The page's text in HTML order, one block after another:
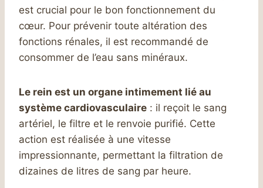
est crucial pour le bon fonctionnement du
cœur. Pour prévenir toute altération des
fonctions rénales, il est recommandé de
consommer de l’eau sans minéraux.
Le rein est un organe intimement lié au
système cardiovasculaire : il reçoit le sang
artériel, le filtre et le renvoie purifié. Cette
action est réalisée à une vitesse
impressionnante, permettant la filtration de
dizaines de litres de sang par heure.